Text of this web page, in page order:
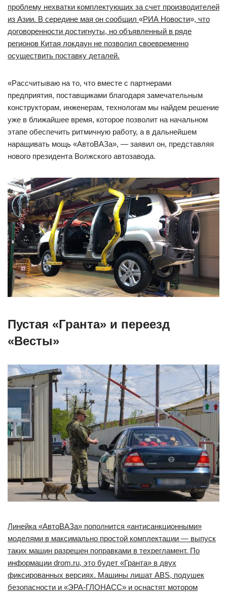
проблему нехватки комплектующих за счет производителей
из Азии. В середине мая он сообщил «РИА Новости», что
договоренности достигнуты, но объявленный в ряде
регионов Китая локдаун не позволил своевременно
осуществить поставку деталей.
«Рассчитываю на то, что вместе с партнерами
предприятия, поставщиками благодаря замечательным
конструкторам, инженерам, технологам мы найдем решение
уже в ближайшее время, которое позволит на начальном
этапе обеспечить ритмичную работу, а в дальнейшем
наращивать мощь «АвтоВАЗа», — заявил он, представляя
нового президента Волжского автозавода.
Пустая «Гранта» и переезд
«Весты»
Линейка «АвтоВАЗа» пополнится «антисанкционными»
моделями в максимально простой комплектации — выпуск
таких машин разрешен поправками в техрегламент. По
информации drom.ru, это будет «Гранта» в двух
фиксированных версиях. Машины лишат ABS, подушек
безопасности и «ЭРА-ГЛОНАСС» и оснастят мотором